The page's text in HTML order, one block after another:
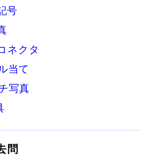
号
ネクタ
当て
写真
問